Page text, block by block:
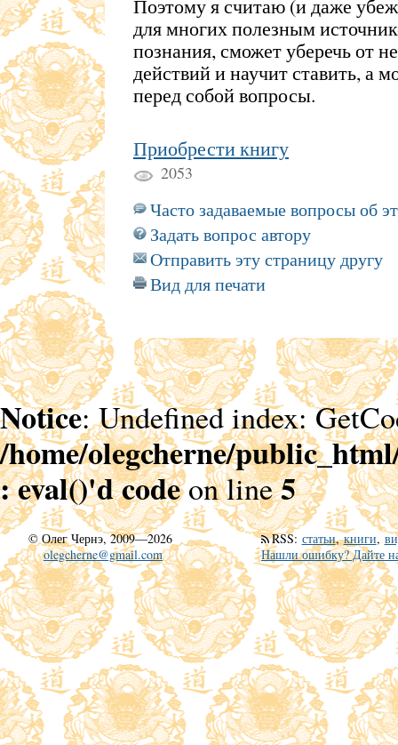
Поэтому я считаю (и даже
для многих полезным
познания, сможет уберечь от
действий и научит ставить, а
перед собой вопросы.
Приобрести книгу
2053
Часто задаваемые вопросы об
Задать вопрос автору
Отправить эту страницу другу
Вид для печати
Notice: Undefined index:
/home/olegcherne/
: eval()'d codeon line5
©Олег Чернэ, 2009—2026
olegcherne@gmail.com
RSS: статьи,книги,
Нашли ошибку? Дайте